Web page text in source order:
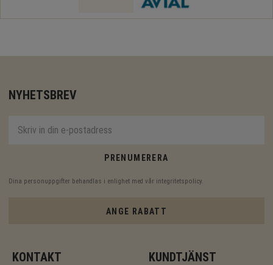
NYHETSBREV
PRENUMERERA
Dina personuppgifter behandlas i enlighet med vår integritetspolicy
ANGE RABATT
KONTAKT KUNDTJÄNST